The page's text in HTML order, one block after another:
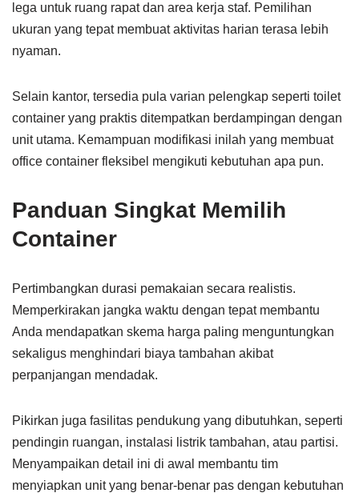
lega untuk ruang rapat dan area kerja staf. Pemilihan
ukuran yang tepat membuat aktivitas harian terasa lebih
nyaman.
Selain kantor, tersedia pula varian pelengkap seperti toilet
container yang praktis ditempatkan berdampingan dengan
unit utama. Kemampuan modifikasi inilah yang membuat
office container fleksibel mengikuti kebutuhan apa pun.
Panduan Singkat Memilih
Container
Pertimbangkan durasi pemakaian secara realistis.
Memperkirakan jangka waktu dengan tepat membantu
Anda mendapatkan skema harga paling menguntungkan
sekaligus menghindari biaya tambahan akibat
perpanjangan mendadak.
Pikirkan juga fasilitas pendukung yang dibutuhkan, seperti
pendingin ruangan, instalasi listrik tambahan, atau partisi.
Menyampaikan detail ini di awal membantu tim
menyiapkan unit yang benar-benar pas dengan kebutuhan